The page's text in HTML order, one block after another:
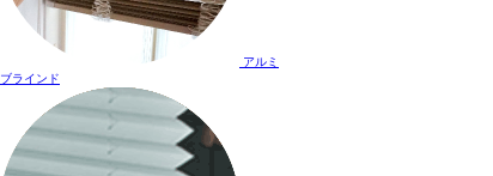
アルミ
ブラインド